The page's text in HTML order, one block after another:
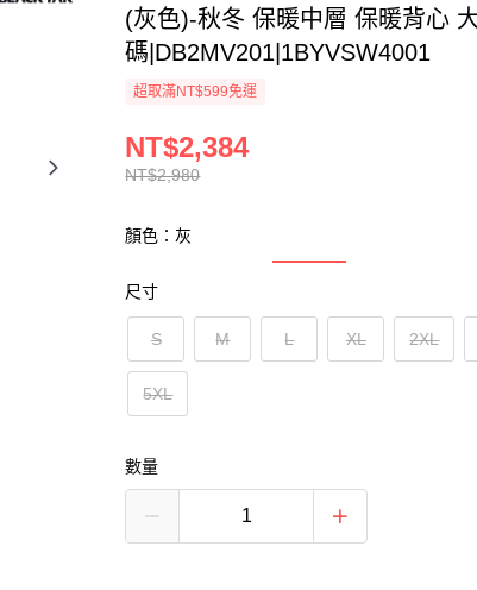
(灰色)-秋冬 保暖中層 保暖背心
碼|DB2MV201|1BYVSW4001
超取滿NT$599免運
NT$2,980
NT$2,384
顏色：灰
尺寸
S M L XL 2XL
5XL
數量